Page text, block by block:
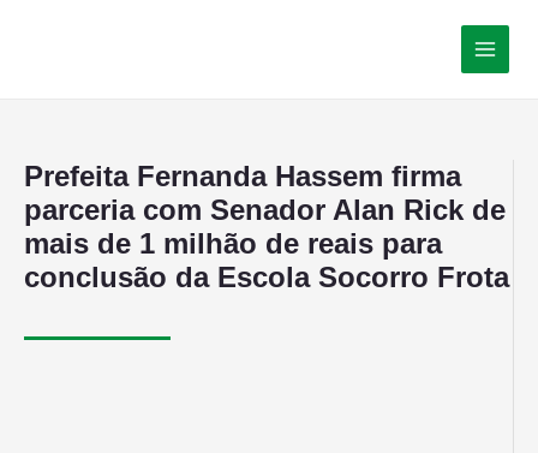
Prefeita Fernanda Hassem firma
parceria com Senador Alan Rick de
mais de 1 milhão de reais para
conclusão da Escola Socorro Frota